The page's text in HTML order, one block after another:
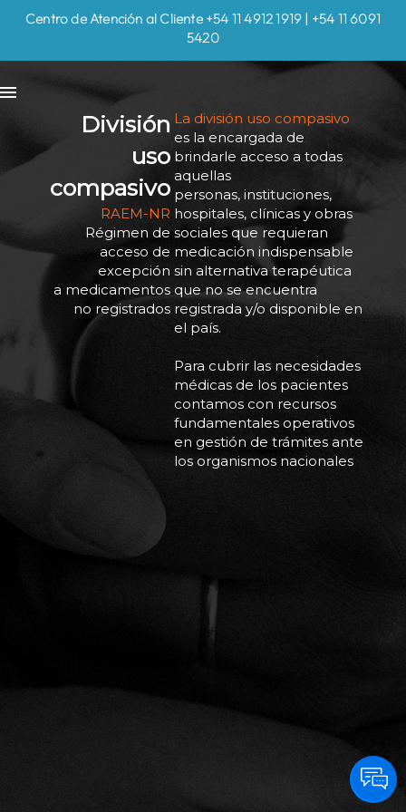
Centro de Atención al Cliente +54 11 4912 1919 | +54 11 6091
5420
División
uso
compasivo
RAEM-NR
Régimen de
acceso de
excepción
a medicamentos
no registrados
La división uso compasivo
es la encargada de
brindarle acceso a todas
aquellas
personas, instituciones,
hospitales, clínicas y obras
sociales que requieran
medicación indispensable
sin alternativa terapéutica
que no se encuentra
registrada y/o disponible en
el país.
Para cubrir las necesidades
médicas de los pacientes
contamos con recursos
fundamentales operativos
en gestión de trámites ante
los organismos nacionales
tratamiento personalizado
paciente para hacer llegar
surgir en el trayecto desde
la solicitud hasta que llega
para comenzar o continuar